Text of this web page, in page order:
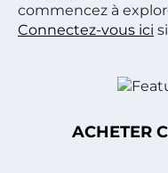
commencez à
Connectez-vous ici
ACHETER